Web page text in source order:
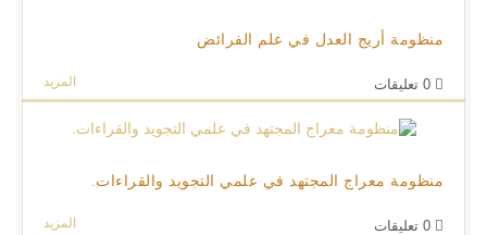
منظومة أريج العدل في علم الفرائض
المزيد 0 تعليقات
منظومة معراج المجتهد في علمي التجويد والقراءات.
المزيد 0 تعليقات